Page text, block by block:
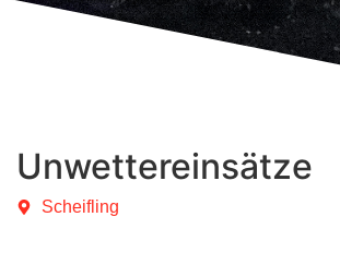
Unwettereinsätze
Scheifling